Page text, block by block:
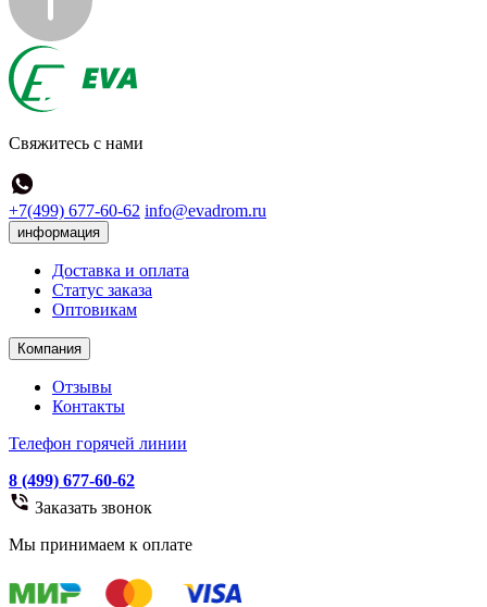
Свяжитесь с нами
+7(499) 677-60-62 info@evadrom.ru
информация
Доставка и оплата
Статус заказа
Оптовикам
Компания
Отзывы
Контакты
Телефон горячей линии
8 (499) 677-60-62
Заказать звонок
Мы принимаем к оплате